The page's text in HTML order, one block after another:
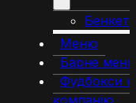
Меню
Барне
Фудбокси
компанію